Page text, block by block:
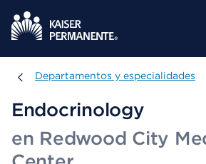
Departamentos y especialidades
Departamentos y especialidades
Endocrinology
en Redwood City